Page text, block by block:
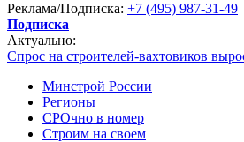
Реклама/Подписка: +7 (495) 987-31-49
Подписка
Актуально:
Спрос на строителей-вахтовиков
Минстрой России
Регионы
СРОчно в номер
Строим на своем